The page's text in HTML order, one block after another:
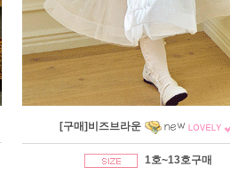
[구매]비즈브라운
1호~13호구매